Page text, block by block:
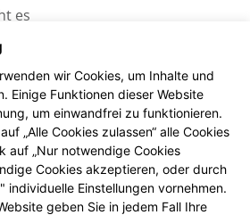
es
wir Cookies, um Inhalte und
Einige Funktionen dieser Website
um einwandfrei zu funktionieren.
„Alle Cookies zulassen“ alle Cookies
auf „Nur notwendige Cookies
Cookies akzeptieren, oder durch
individuelle Einstellungen vornehmen.
geben Sie in jedem Fall Ihre